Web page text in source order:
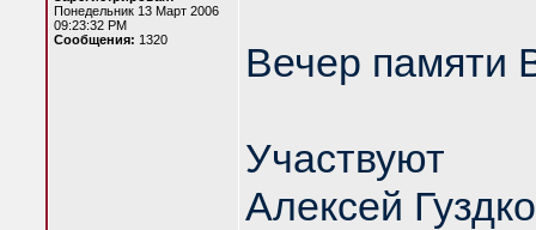
Понедельник 13 Март 2006
09:23:32 PM
Сообщения: 1320 Вечер памяти
Участвуют
Алексей